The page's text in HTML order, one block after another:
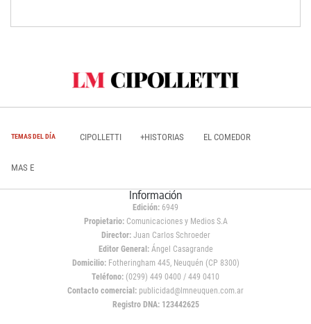
TEMAS DEL DÍA CIPOLLETTI +HISTORIAS EL COMEDOR
MAS E
Información
Edición: 6949
Propietario:Comunicaciones y Medios S.A
Director: Juan Carlos Schroeder
Editor General:Ángel Casagrande
Domicilio:Fotheringham 445, Neuquén (CP 8300)
Teléfono: (0299) 449 0400 / 449 0410
Contacto comercial: publicidad@lmneuquen.com.ar
Registro DNA: 123442625